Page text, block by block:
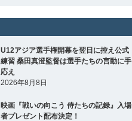
U12アジア選手権開幕を翌日に控え公式
練習 桑田真澄監督は選手たちの言動に手
応え
2026年8月8日
映画『戦いの向こう 侍たちの記録』入場
者プレゼント配布決定！